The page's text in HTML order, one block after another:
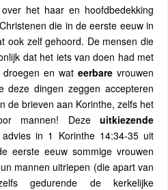
het haar en hoofdbedekking
die in de eerste eeuw in
ook zelf gehoord. De mensen die
dat het iets van doen had met
en wat eerbarevrouwen
deze dingen zeggen accepteren
de brieven aan Korinthe, zelfs het
mannen! Deze uitkiezende
in 1 Korinthe 14:34-35 uit
eerste eeuw sommige vrouwen
mannen uitriepen (die apart van
gedurende de kerkelijke